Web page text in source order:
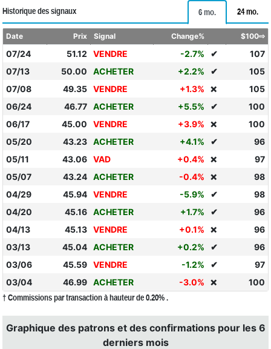
Historique des signaux 6 mo. 24 mo.
Date Prix Signal Change% $100⇨
07/24 51.12 VENDRE -2.7% ✔
107
07/13
50.00 ACHETER +2.2% ✔
105
07/08
49.35 VENDRE +1.3% ❌
105
06/24
46.77 ACHETER +5.5% ✔
100
06/17
45.00 VENDRE +3.9% ❌
100
05/20
43.23 ACHETER +4.1% ✔
96
05/11
43.06 VAD +0.4% ❌
97
05/07
43.24 ACHETER -0.4% ❌
98
04/29
45.94 VENDRE -5.9% ✔
98
04/20
45.16 ACHETER +1.7% ✔
96
04/13
45.13 VENDRE +0.1% ❌
96
03/13
45.04 ACHETER +0.2% ✔
96
03/06
45.59 VENDRE -1.2% ✔
97
03/04
46.99 ACHETER -3.0% ❌ 100
† Commissions par transaction à hauteur de 0.20% .
Graphique des patrons et des confirmations pour les 6
derniers mois